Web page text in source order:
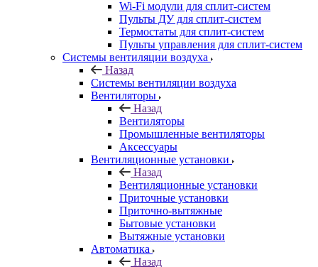
Wi-Fi модули для сплит-систем
Пульты ДУ для сплит-систем
Термостаты для сплит-систем
Пульты управления для сплит-систем
Системы вентиляции воздуха
Назад
Системы вентиляции воздуха
Вентиляторы
Назад
Вентиляторы
Промышленные вентиляторы
Аксессуары
Вентиляционные установки
Назад
Вентиляционные установки
Приточные установки
Приточно-вытяжные
Бытовые установки
Вытяжные установки
Автоматика
Назад